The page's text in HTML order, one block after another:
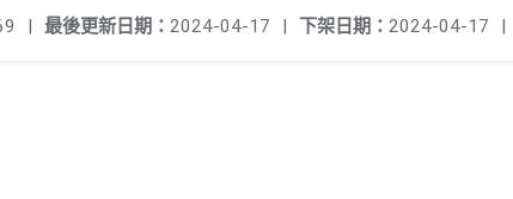
下架日期： 2024-04-17 |
最後更新日期： 2024-04-17 |
|